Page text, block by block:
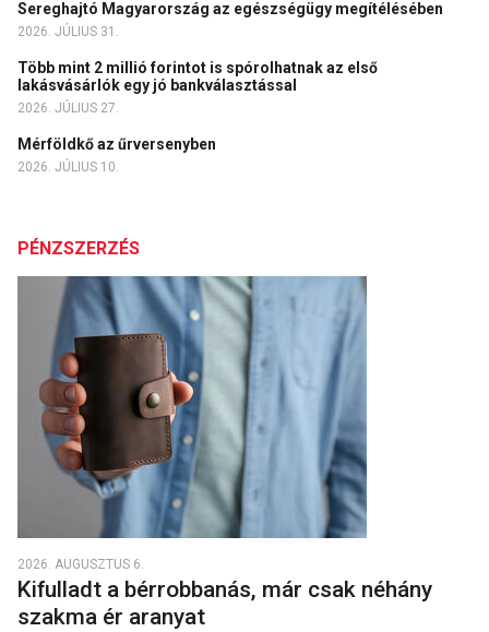
Sereghajtó Magyarország az egészségügy megítélésében
2026. JÚLIUS 31.
Több mint 2 millió forintot is spórolhatnak az első
lakásvásárlók egy jó bankválasztással
2026. JÚLIUS 27.
Mérföldkő az űrversenyben
2026. JÚLIUS 10.
PÉNZSZERZÉS
2026. AUGUSZTUS 6.
Kifulladt a bérrobbanás, már csak néhány
szakma ér aranyat